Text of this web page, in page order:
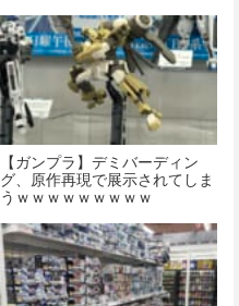
【ガンプラ】デミバーディン
グ、原作再現で展示されてしま
うｗｗｗｗｗｗｗｗｗ